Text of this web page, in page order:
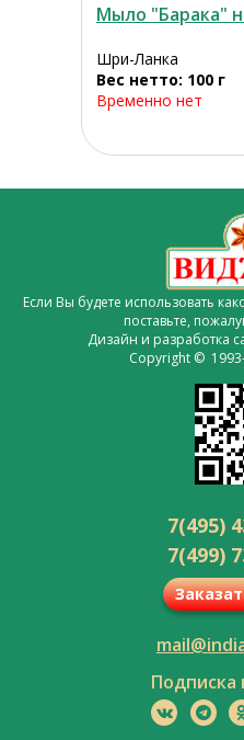
Мыло "Барака"
Шри-Ланка
Вес нетто: 100 г
Временно нет
Если Вы будете использовать
поставьте,
Дизайн и разработка
Copyright ©
7(495)
7(499)
Подписка